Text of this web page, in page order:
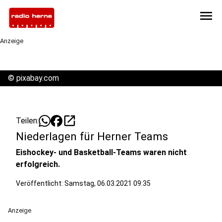
menu
Anzeige
© pixabay.com
Teilen: open_in_new
Niederlagen für Herner Teams
Eishockey- und Basketball-Teams waren nicht
erfolgreich.
Veröffentlicht: Samstag, 06.03.2021 09:35
Anzeige